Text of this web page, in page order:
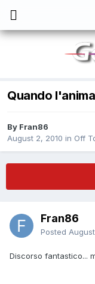
Quando
By Fran86
August 2, 2010 in Off
Fran86
Posted
Discorso fantastico...